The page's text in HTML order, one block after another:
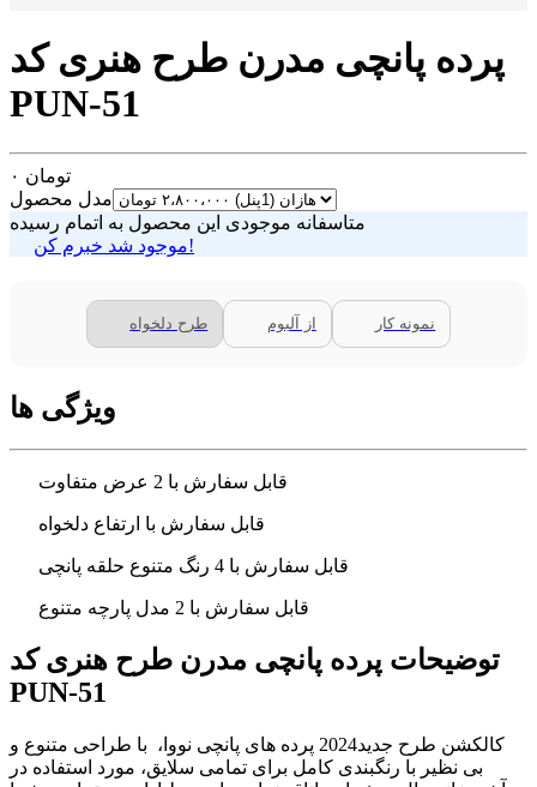
پرده پانچی مدرن طرح هنری کد
PUN-51
۰ تومان
مدل محصول
متاسفانه موجودی این محصول به اتمام رسیده
موجود شد خبرم کن!
طرح دلخواه از آلبوم نمونه کار
ویژگی ها
قابل سفارش با 2 عرض متفاوت
قابل سفارش با ارتفاع دلخواه
قابل سفارش با 4 رنگ متنوع حلقه پانچی
قابل سفارش با 2 مدل پارچه متنوع
توضیحات پرده پانچی مدرن طرح هنری کد
PUN-51
کالکشن طرح جدید2024 پرده های پانچی نووا، با طراحی متنوع و
بی نظیر با رنگبندی کامل برای تمامی سلایق، مورد استفاده در